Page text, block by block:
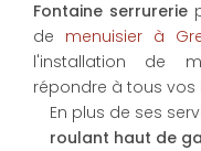
Fontaine serrurerie
de menuisier à
l'installation de
répondre à tous vos
En plus de ses
roulant haut de